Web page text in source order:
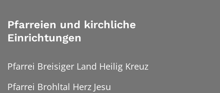
Pfarreien und kirchliche
Einrichtungen
Pfarrei Breisiger Land Heilig Kreuz
Pfarrei Brohltal Herz Jesu